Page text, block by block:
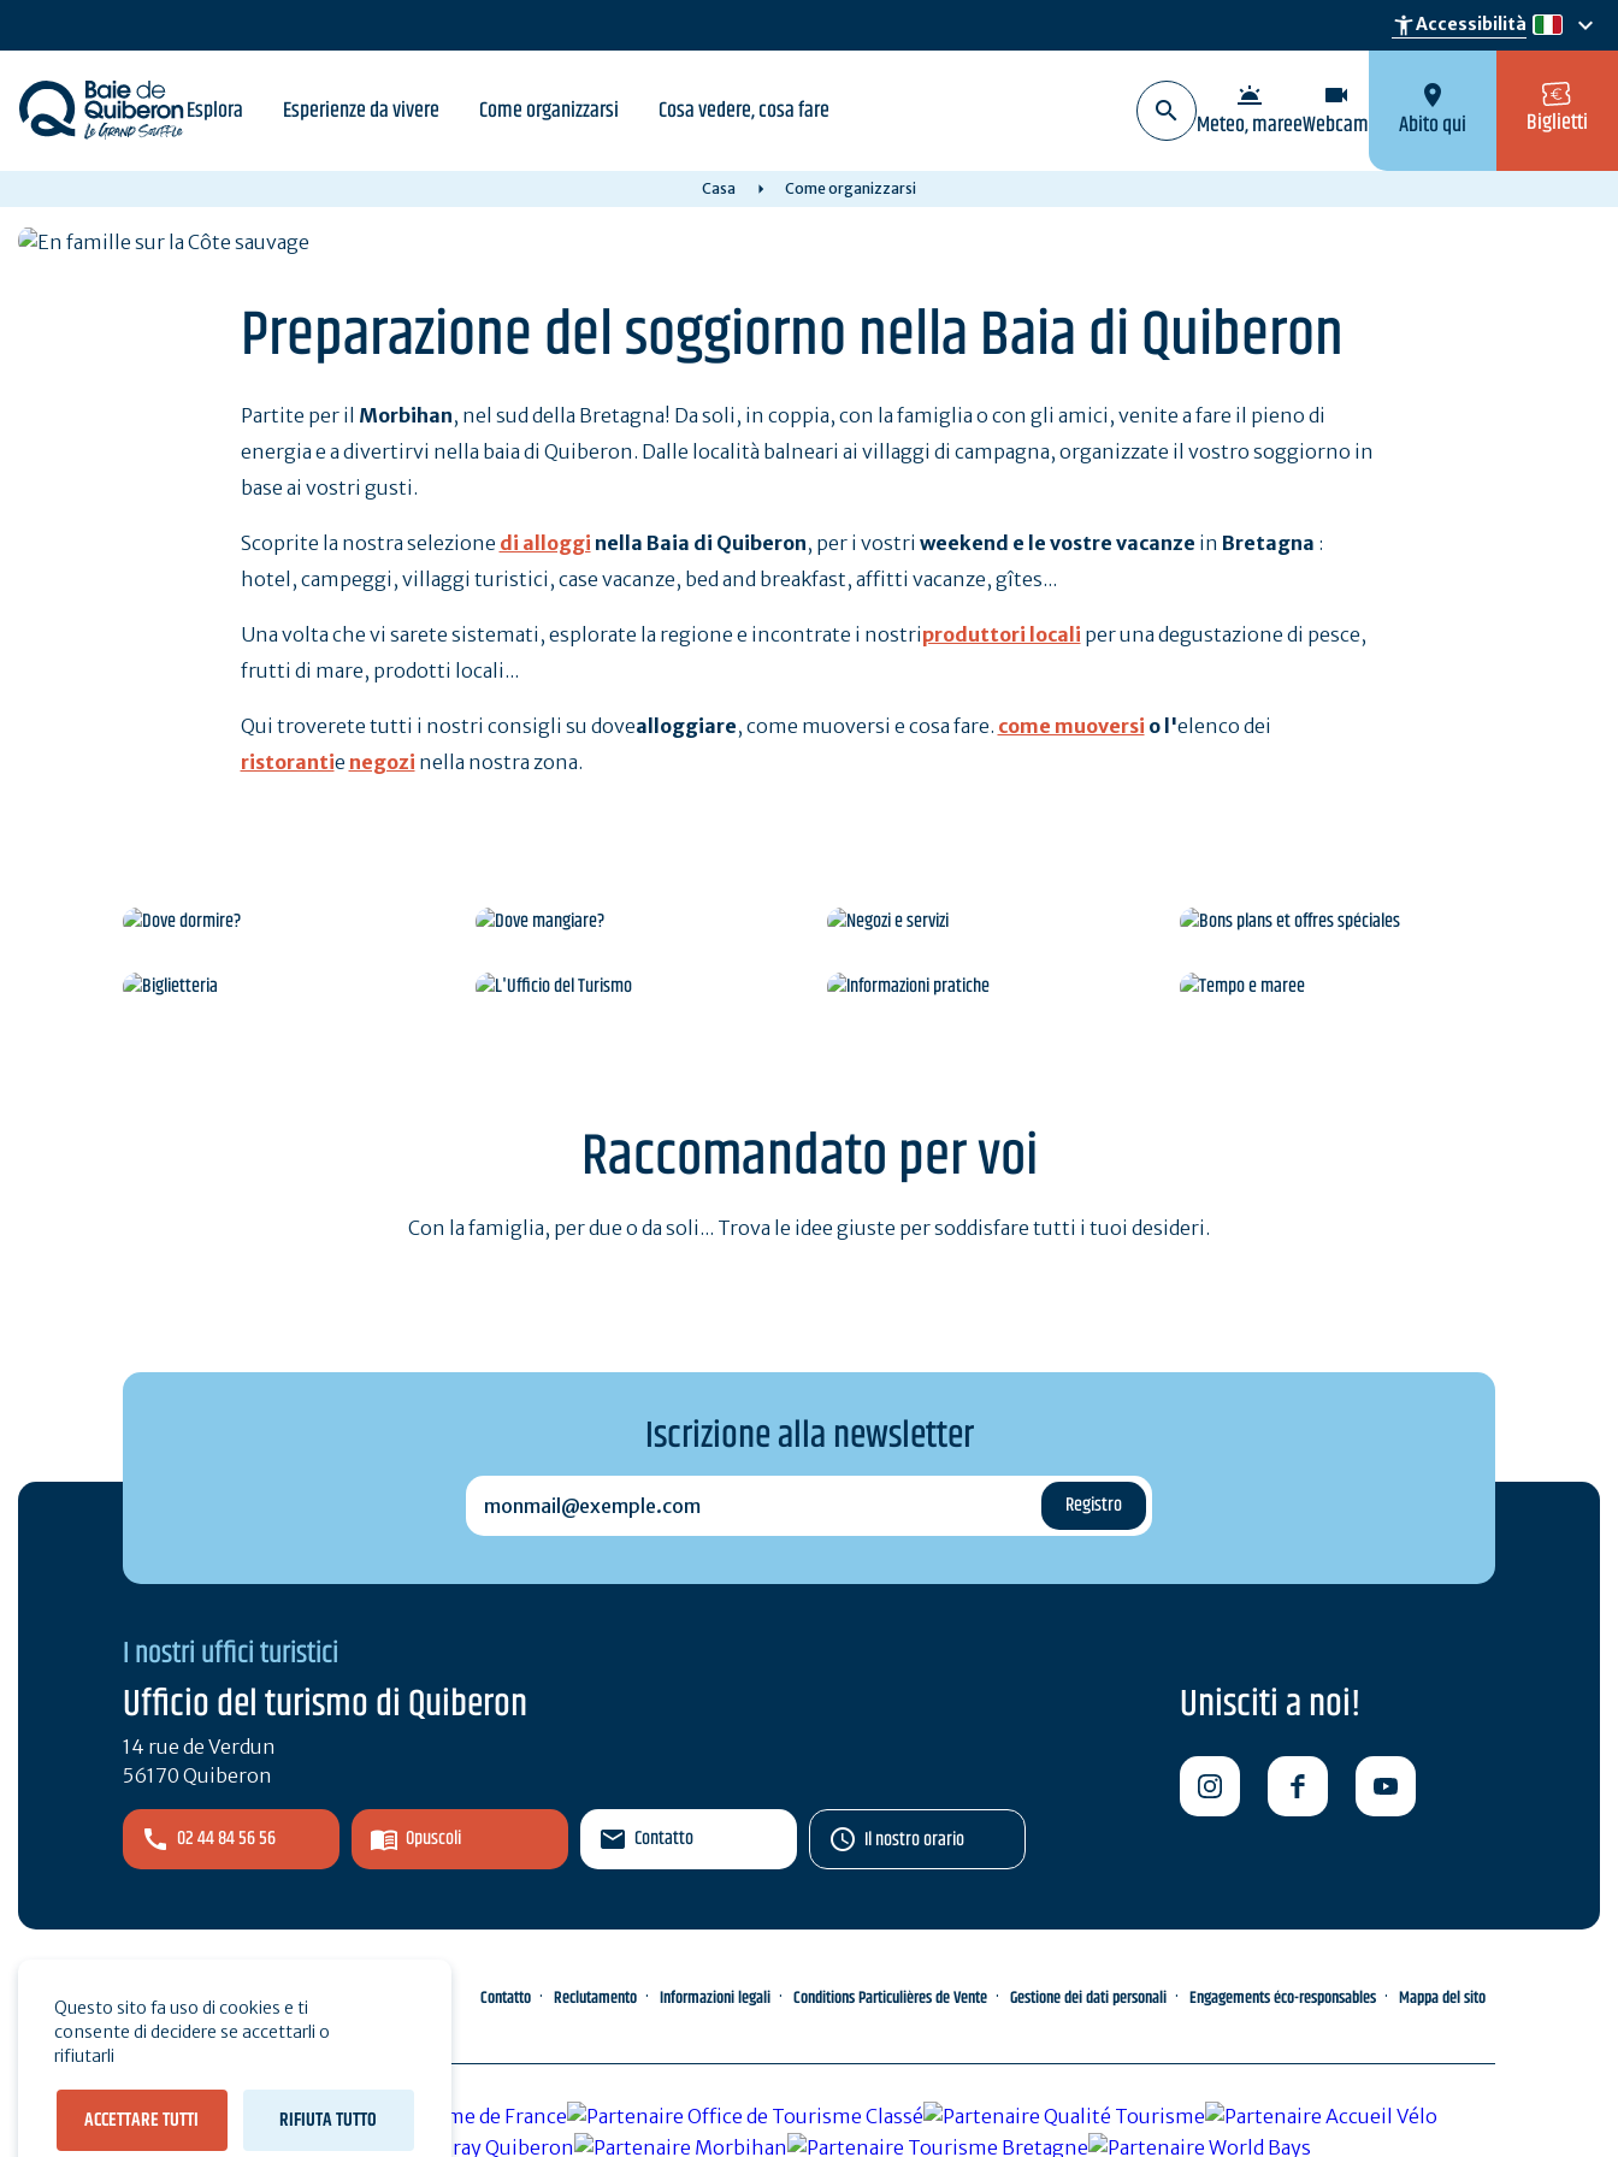
content
accessibility_newAccessibilità it
keyboard_arrow_down
Esplora Esperienze da vivere Come organizzarsi Cosa vedere, cosa fare wb_twilight
Meteo, maree
videocam
Webcam
location_on
Abito qui Biglietti
Casa Come organizzarsi
Preparazione del soggiorno nella Baia di Quiberon
Partite per il Morbihan, nel sud della Bretagna! Da soli, in coppia, con la famiglia o con gli amici, venite a fare il pieno di
energia e a divertirvi nella baia di Quiberon. Dalle località balneari ai villaggi di campagna, organizzate il vostro soggiorno in
base ai vostri gusti.
Scoprite la nostra selezione di alloggi nella Baia di Quiberon, per i vostri weekend e le vostre vacanze in Bretagna :
hotel, campeggi, villaggi turistici, case vacanze, bed and breakfast, affitti vacanze, gîtes...
Una volta che vi sarete sistemati, esplorate la regione e incontrate i nostriproduttori locali per una degustazione di pesce,
frutti di mare, prodotti locali...
Qui troverete tutti i nostri consigli su dovealloggiare, come muoversi e cosa fare. come muoversi o l'elenco dei
ristorantie negozi nella nostra zona.
Dove dormire? Dove mangiare? Negozi e servizi
Bons plans et offres
Raccomandato per voi
Con la famiglia, per due o da soli... Trova le idee giuste per soddisfare tutti i tuoi desideri.
Iscrizione alla newsletter
monmail@exemple.com
I nostri uffici turistici
Ufficio del turismo di Quiberon
14 rue de Verdun
56170 Quiberon
02 44 84 56 56 Opuscoli Contatto Il nostro orario
Unisciti a noi!
Spazio pro Stampa Contatto Reclutamento Informazioni legali Conditions Particulières de Vente Gestione dei dati personali Engagements éco-responsables Mappa del sito
Questo sito fa uso di cookies e ti
consente di decidere se accettarli o
rifiutarli
ACCETTARE TUTTI RIFIUTA TUTTO